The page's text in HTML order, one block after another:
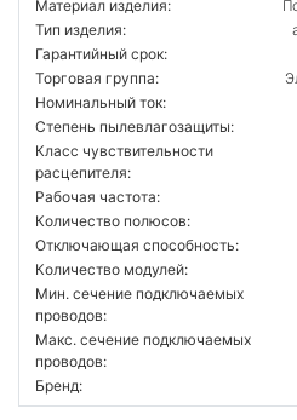
Материал изделия:
Тип изделия:
Гарантийный срок:
Торговая группа:
Номинальный ток:
Степень пылевлагозащиты:
Класс чувствительности
расцепителя:
Рабочая частота:
Количество полюсов:
Отключающая способность:
Количество модулей:
Мин. сечение подключаемых
проводов:
Макс. сечение подключаемых
проводов:
Бренд: